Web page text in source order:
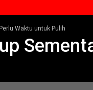
Waktu untuk Pulih